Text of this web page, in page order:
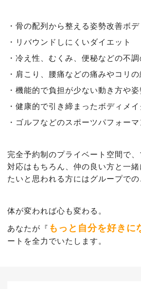
・骨の配列から整える姿勢改善ボデ
・リバウンドしにくいダイエット
・冷え性、むくみ、便秘などの不
・肩こり、腰痛などの痛みやコリの
・機能的で負担が少ない動き方や姿
・健康的で引き締まったボディメイ
・ゴルフなどのスポーツパフォー
完全予約制のプライベート空間で
対応はもちろん、仲の良い方と一
たいと思われる方にはグループでの
体が変われば心も変わる。
あなたが『 もっと自分を好きに
ートを全力でいたします。